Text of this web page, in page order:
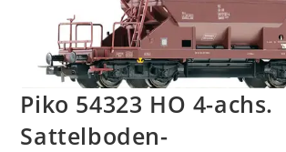
Piko 54323 HO 4-achs.
Sattelboden-